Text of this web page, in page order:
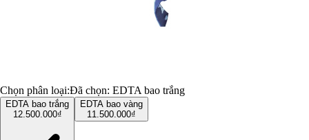
Chọn phân loại:Đã chọn: EDTA bao trắng
EDTA bao trắng
12.500.000₫
EDTA bao vàng
11.500.000₫